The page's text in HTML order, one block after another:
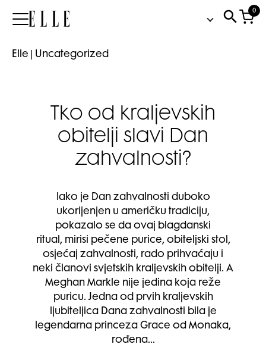
Elle
0
Elle Uncategorized
Tko od kraljevskih
obitelji slavi Dan
zahvalnosti?
Iako je Dan zahvalnosti duboko
ukorijenjen u američku tradiciju,
pokazalo se da ovaj blagdanski
ritual, mirisi pečene purice, obiteljski stol,
osjećaj zahvalnosti, rado prihvaćaju i
neki članovi svjetskih kraljevskih obitelji. A
Meghan Markle nije jedina koja reže
puricu. Jedna od prvih kraljevskih
ljubiteljica Dana zahvalnosti bila je
legendarna princeza Grace od Monaka,
rođena…